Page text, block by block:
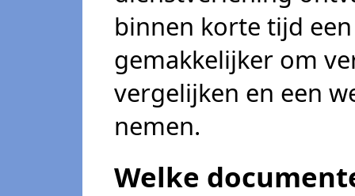
binnen korte tijd
gemakkelijker om
vergelijken en een
nemen.
Welke